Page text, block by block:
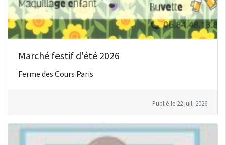
Marché festif d'été 2026
Ferme des Cours Paris
Publié le 22 juil. 2026